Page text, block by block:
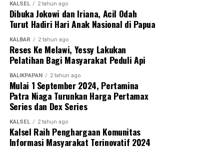
KALSEL 2 tahun ago
Dibuka Jokowi dan Iriana, Acil Odah
Turut Hadiri Hari Anak Nasional di Papua
KALBAR 2 tahun ago
Reses Ke Melawi, Yessy Lakukan
Pelatihan Bagi Masyarakat Peduli Api
BALIKPAPAN 2 tahun ago
Mulai 1 September 2024, Pertamina
Patra Niaga Turunkan Harga Pertamax
Series dan Dex Series
KALSEL 2 tahun ago
Kalsel Raih Penghargaan Komunitas
Informasi Masyarakat Terinovatif 2024